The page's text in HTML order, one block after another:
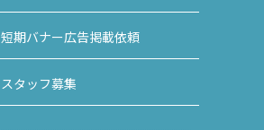
短期バナー広告掲載依頼
スタッフ募集